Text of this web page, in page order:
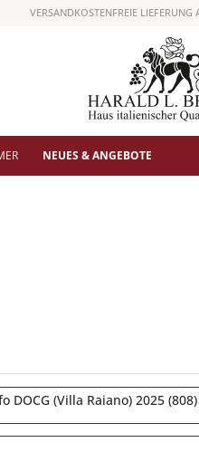
VERSANDKOSTENFREIE
NEUES & ANGEBOTE